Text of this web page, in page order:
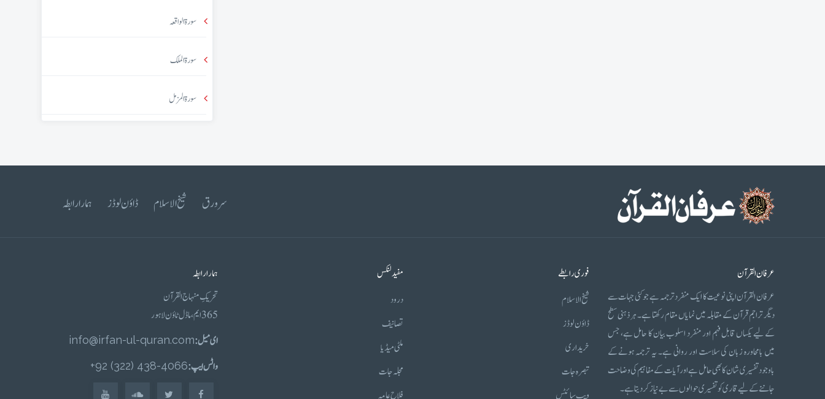
سورۃ الواقعہ
سورۃ الملک
سورۃ المزمل
سرورق شیخ الاسلام ڈاؤن لوڈز ہمارا رابطہ
عرفان القرآن
عرفان القرآن اپنی نوعیت کا ایک منفرد ترجمہ ہے جو کئی جہات سے
دیگر تراجم قرآن کے مقابلہ میں نمایاں مقام رکھتا ہے۔ ہر ذہنی سطح
کے لیے یکساں قابل فہم اور منفرد اسلوب بیان کا حامل ہے، جس
میں بامحاورہ زبان کی سلاست اور روانی ہے۔ یہ ترجمہ ہونے کے
باوجود تفسیری شان کا بھی حامل ہے اور آیات کے مفاہیم کی وضاحت
جاننے کے لیے قاری کو تفسیری حوالوں سے بے نیاز کر دیتا ہے۔
فوری رابطے
شیخ الاسلام
ڈاؤن لوڈز
خریداری
تبصرہ جات
ویب سائٹس
مفید لنکس
درود
تصانیف
ملٹی میڈیا
مجلہ جات
فلاح عامہ
ہمارا رابطہ
تحریکِ منہاج القرآن
365 ایم، ماڈل ٹاؤن لاہور
ای میل :info@irfan-ul-quran.com
واٹس ایپ :4066-438 (322) 92+